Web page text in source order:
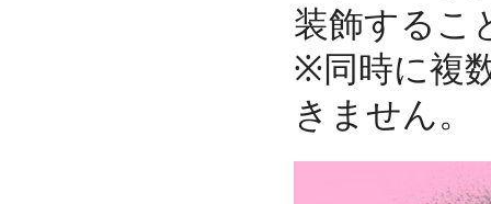
装飾するこ
※同時に複
きません。